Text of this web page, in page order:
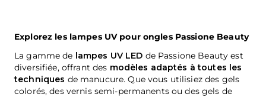
Explorez les lampes UV pour ongles Passione Beauty
La gamme de lampes UV LED de Passione Beauty est
diversifiée, offrant des modèles adaptés à toutes les
techniques de manucure. Que vous utilisiez des gels
colorés, des vernis semi-permanentsou des gels de